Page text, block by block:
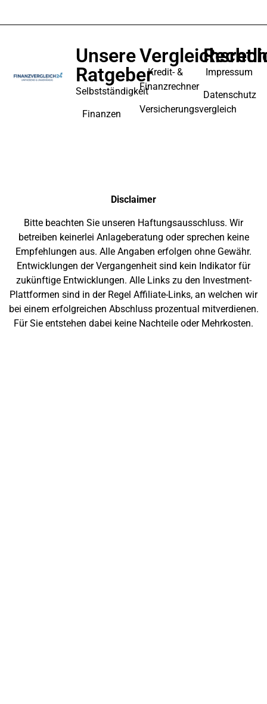
Unsere
Ratgeber
Selbstständigkeit
Finanzen
Kredit- &
Finanzrechner
Versicherungsvergleich
Impressum
Datenschutz
Disclaimer
Bitte beachten Sie unseren Haftungsausschluss. Wir
betreiben keinerlei Anlageberatung oder sprechen keine
Empfehlungen aus. Alle Angaben erfolgen ohne Gewähr.
Entwicklungen der Vergangenheit sind kein Indikator für
zukünftige Entwicklungen. Alle Links zu den Investment-
Plattformen sind in der Regel Affiliate-Links, an welchen wir
bei einem erfolgreichen Abschluss prozentual mitverdienen.
Für Sie entstehen dabei keine Nachteile oder Mehrkosten.